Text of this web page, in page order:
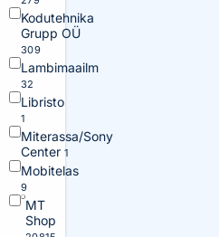
Kodutehnika
Grupp OÜ
309
Lambimaailm
32
Libristo
1
Miterassa/Sony
Center 1
Mobitelas
9
MT
Shop